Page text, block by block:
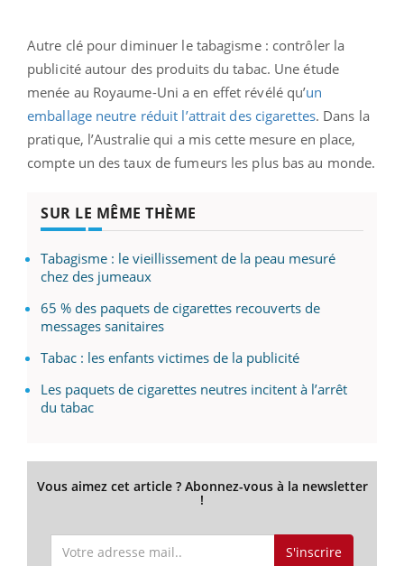
Autre clé pour diminuer le tabagisme : contrôler la
publicité autour des produits du tabac. Une étude
menée au Royaume-Uni a en effet révélé qu’un
emballage neutre réduit l’attrait des cigarettes. Dans la
pratique, l’Australie qui a mis cette mesure en place,
compte un des taux de fumeurs les plus bas au monde.
SUR LE MÊME THÈME
Tabagisme : le vieillissement de la peau mesuré
chez des jumeaux
65 % des paquets de cigarettes recouverts de
messages sanitaires
Tabac : les enfants victimes de la publicité
Les paquets de cigarettes neutres incitent à l’arrêt
du tabac
Vous aimez cet article ? Abonnez-vous à la newsletter
!
S'inscrire